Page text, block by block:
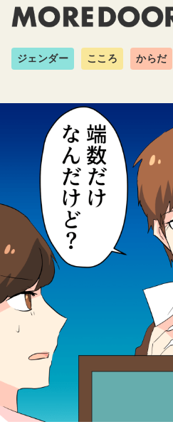
ジェンダー こころ からだ